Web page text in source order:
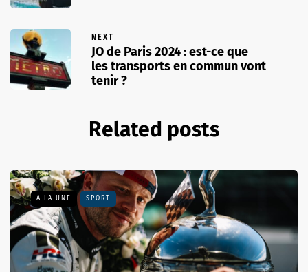
NEXT
JO de Paris 2024 : est-ce que
les transports en commun vont
tenir ?
Related posts
A LA UNE SPORT